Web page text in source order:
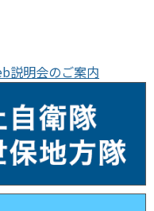
説明会のご案内